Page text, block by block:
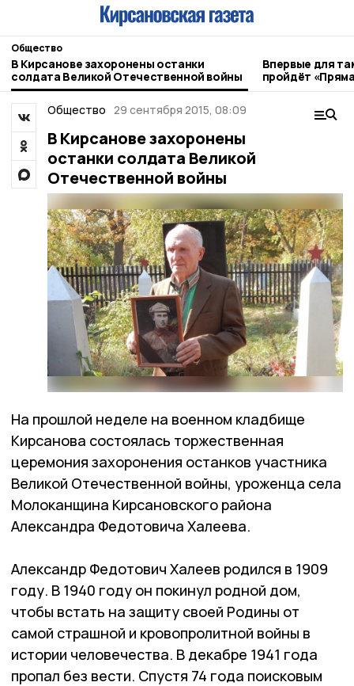
Общество
В Кирсанове захоронены останки
солдата Великой Отечественной войны
Впервые для
пройдёт
Общество 29 сентября 2015, 08:09
В Кирсанове захоронены
останки солдата Великой
Отечественной войны
На прошлой неделе на военном кладбище
Кирсанова состоялась торжественная
церемония захоронения останков участника
Великой Отечественной войны, уроженца села
Молоканщина Кирсановского района
Александра Федотовича Халеева.
Александр Федотович Халеев родился в 1909
году. В 1940 году он покинул родной дом,
чтобы встать на защиту своей Родины от
самой страшной и кровопролитной войны в
истории человечества. В декабре 1941 года
пропал без вести. Спустя 74 года поисковым